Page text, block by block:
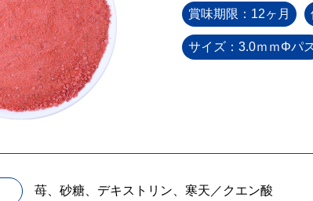
賞味期限：12ヶ月
サイズ：3.0ｍｍΦパ
苺、砂糖、デキストリン、寒天／クエン酸